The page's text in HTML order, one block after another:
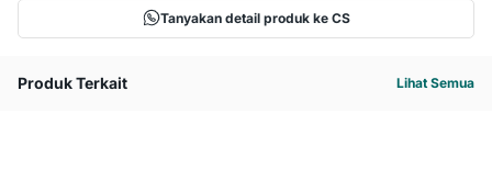
Tanyakan detail produk ke CS
Produk Terkait Lihat Semua